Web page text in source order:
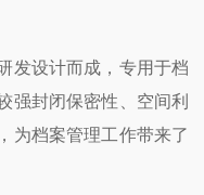
发设计而成，专用于档
强封闭保密性、空间利
为档案管理工作带来了